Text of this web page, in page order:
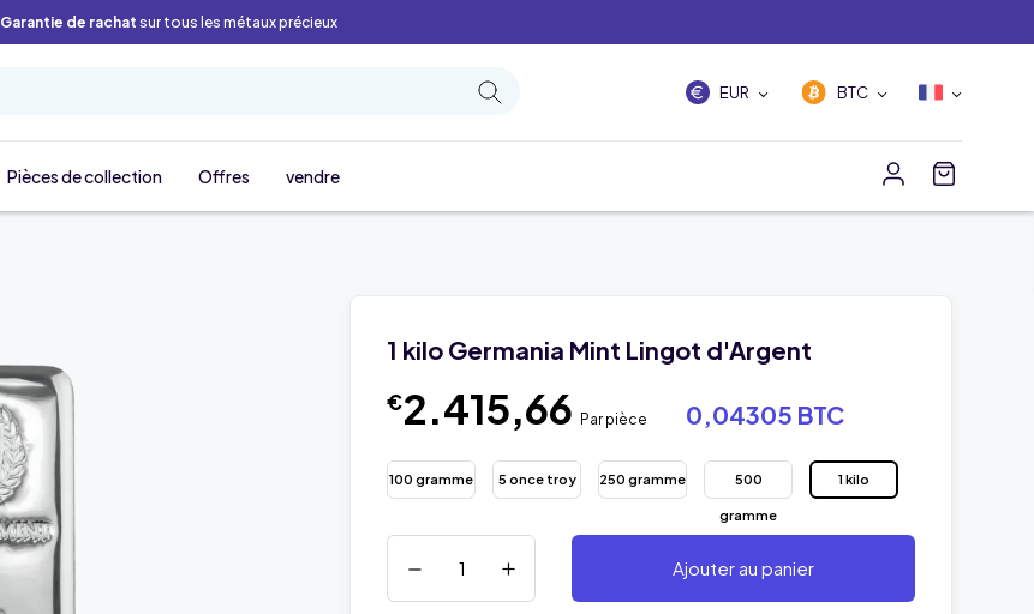
Garantie de rachat sur tous les métaux précieux
EUR BTC
Pièces de collection Offres vendre
1 kilo Germania Mint Lingot d'Argent
€2.415,66 Par pièce 0,04305 BTC
100 gramme 5 once troy 250 gramme 500
gramme
1 kilo
Ajouter au panier